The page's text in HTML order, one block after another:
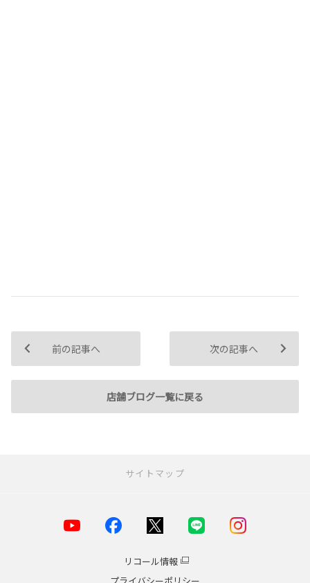
前の記事へ
店舗ブログ一覧に戻る
次の記事へ
サイトマップ
リコール情報